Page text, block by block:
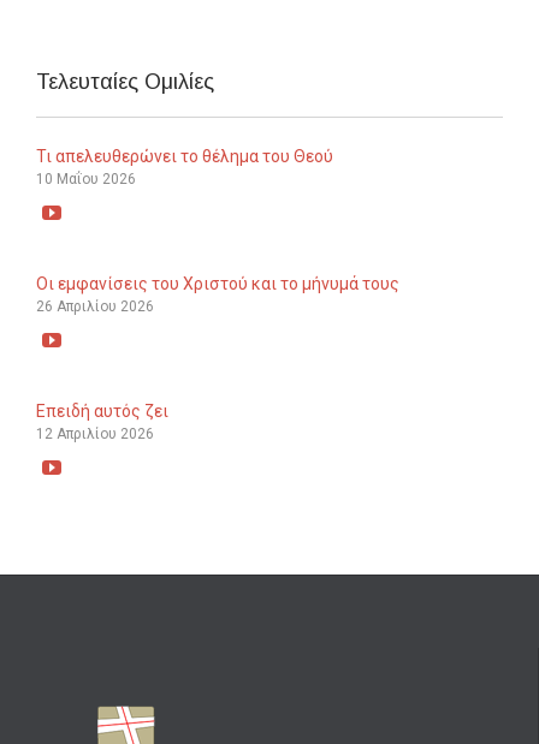
Τελευταίες Ομιλίες
Τι απελευθερώνει το θέλημα του Θεού
10 Μαΐου 2026

Οι εμφανίσεις του Χριστού και το μήνυμά τους
26 Απριλίου 2026

Επειδή αυτός ζει
12 Απριλίου 2026
